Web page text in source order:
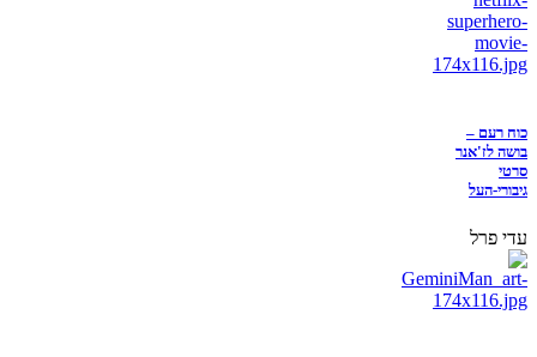
כוח רעם –
בושה לז'אנר
סרטי
גיבורי-העל
עדי פרל